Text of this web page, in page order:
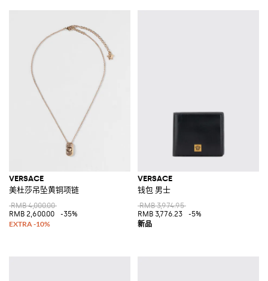
VERSACE
美杜莎吊坠黄铜项链
RMB 4,000.00
RMB 2,600.00
-35%
VERSACE
钱包 男士
RMB 3,974.95
RMB 3,776.23
-5%